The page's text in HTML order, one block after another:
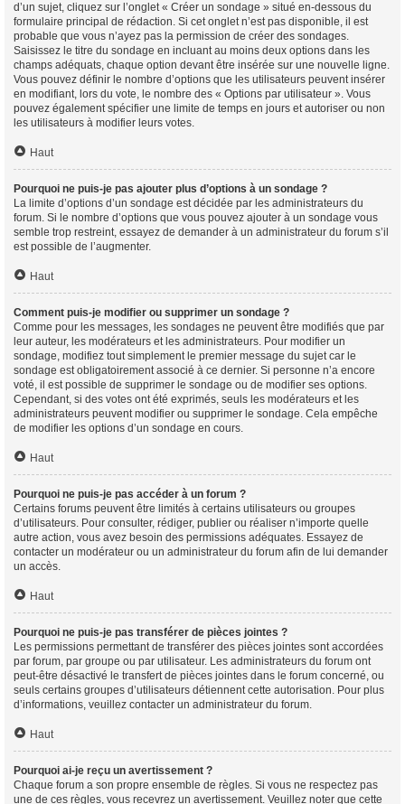
d’un sujet, cliquez sur l’onglet « Créer un sondage » situé en-dessous du
formulaire principal de rédaction. Si cet onglet n’est pas disponible, il est
probable que vous n’ayez pas la permission de créer des sondages.
Saisissez le titre du sondage en incluant au moins deux options dans les
champs adéquats, chaque option devant être insérée sur une nouvelle ligne.
Vous pouvez définir le nombre d’options que les utilisateurs peuvent insérer
en modifiant, lors du vote, le nombre des « Options par utilisateur ». Vous
pouvez également spécifier une limite de temps en jours et autoriser ou non
les utilisateurs à modifier leurs votes.
Haut
Pourquoi ne puis-je pas ajouter plus d’options à un sondage ?
La limite d’options d’un sondage est décidée par les administrateurs du
forum. Si le nombre d’options que vous pouvez ajouter à un sondage vous
semble trop restreint, essayez de demander à un administrateur du forum s’il
est possible de l’augmenter.
Haut
Comment puis-je modifier ou supprimer un sondage ?
Comme pour les messages, les sondages ne peuvent être modifiés que par
leur auteur, les modérateurs et les administrateurs. Pour modifier un
sondage, modifiez tout simplement le premier message du sujet car le
sondage est obligatoirement associé à ce dernier. Si personne n’a encore
voté, il est possible de supprimer le sondage ou de modifier ses options.
Cependant, si des votes ont été exprimés, seuls les modérateurs et les
administrateurs peuvent modifier ou supprimer le sondage. Cela empêche
de modifier les options d’un sondage en cours.
Haut
Pourquoi ne puis-je pas accéder à un forum ?
Certains forums peuvent être limités à certains utilisateurs ou groupes
d’utilisateurs. Pour consulter, rédiger, publier ou réaliser n’importe quelle
autre action, vous avez besoin des permissions adéquates. Essayez de
contacter un modérateur ou un administrateur du forum afin de lui demander
un accès.
Haut
Pourquoi ne puis-je pas transférer de pièces jointes ?
Les permissions permettant de transférer des pièces jointes sont accordées
par forum, par groupe ou par utilisateur. Les administrateurs du forum ont
peut-être désactivé le transfert de pièces jointes dans le forum concerné, ou
seuls certains groupes d’utilisateurs détiennent cette autorisation. Pour plus
d’informations, veuillez contacter un administrateur du forum.
Haut
Pourquoi ai-je reçu un avertissement ?
Chaque forum a son propre ensemble de règles. Si vous ne respectez pas
une de ces règles, vous recevrez un avertissement. Veuillez noter que cette